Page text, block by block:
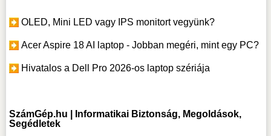
OLED, Mini LED vagy IPS monitort vegyünk?
Acer Aspire 18 AI laptop - Jobban megéri, mint egy PC?
Hivatalos a Dell Pro 2026-os laptop szériája
SzámGép.hu | Informatikai Biztonság, Megoldások,
Segédletek